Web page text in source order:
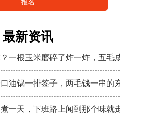
最新资讯
一根玉米磨碎了炸一炸，五毛成本卖
油锅一排签子，两毛钱一串的东西炸
一天，下班路上闻到那个味就走不动